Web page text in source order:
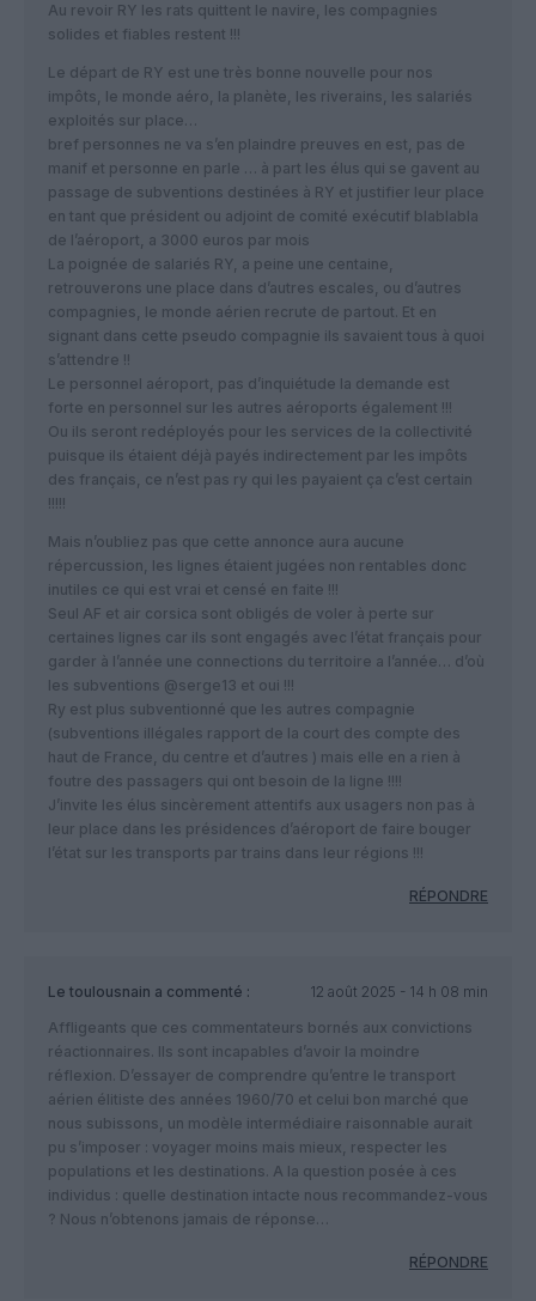
Au revoir RY les rats quittent le navire, les compagnies
solides et fiables restent !!!
Le départ de RY est une très bonne nouvelle pour nos
impôts, le monde aéro, la planète, les riverains, les salariés
exploités sur place…
bref personnes ne va s’en plaindre preuves en est, pas de
manif et personne en parle … à part les élus qui se gavent au
passage de subventions destinées à RY et justifier leur place
en tant que président ou adjoint de comité exécutif blablabla
de l’aéroport, a 3000 euros par mois
La poignée de salariés RY, a peine une centaine,
retrouverons une place dans d’autres escales, ou d’autres
compagnies, le monde aérien recrute de partout. Et en
signant dans cette pseudo compagnie ils savaient tous à quoi
s’attendre !!
Le personnel aéroport, pas d’inquiétude la demande est
forte en personnel sur les autres aéroports également !!!
Ou ils seront redéployés pour les services de la collectivité
puisque ils étaient déjà payés indirectement par les impôts
des français, ce n’est pas ry qui les payaient ça c’est certain
!!!!!
Mais n’oubliez pas que cette annonce aura aucune
répercussion, les lignes étaient jugées non rentables donc
inutiles ce qui est vrai et censé en faite !!!
Seul AF et air corsica sont obligés de voler à perte sur
certaines lignes car ils sont engagés avec l’état français pour
garder à l’année une connections du territoire a l’année… d’où
les subventions @serge13 et oui !!!
Ry est plus subventionné que les autres compagnie
(subventions illégales rapport de la court des compte des
haut de France, du centre et d’autres ) mais elle en a rien à
foutre des passagers qui ont besoin de la ligne !!!!
J’invite les élus sincèrement attentifs aux usagers non pas à
leur place dans les présidences d’aéroport de faire bouger
l’état sur les transports par trains dans leur régions !!!
RÉPONDRE
Le toulousnain a commenté :
12 août 2025 - 14 h 08 min
Affligeants que ces commentateurs bornés aux convictions
réactionnaires. Ils sont incapables d’avoir la moindre
réflexion. D’essayer de comprendre qu’entre le transport
aérien élitiste des années 1960/70 et celui bon marché que
nous subissons, un modèle intermédiaire raisonnable aurait
pu s’imposer : voyager moins mais mieux, respecter les
populations et les destinations. A la question posée à ces
individus : quelle destination intacte nous recommandez-vous
? Nous n’obtenons jamais de réponse…
RÉPONDRE